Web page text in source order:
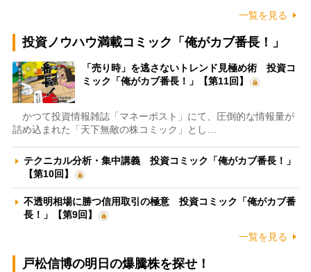
一覧を見る
投資ノウハウ満載コミック「俺がカブ番長！」
「売り時」を逃さないトレンド見極め術 投資コ
ミック「俺がカブ番長！」【第11回】
かつて投資情報雑誌「マネーポスト」にて、圧倒的な情報量が
詰め込まれた「天下無敵の株コミック」とし…
テクニカル分析・集中講義 投資コミック「俺がカブ番長！」
【第10回】
不透明相場に勝つ信用取引の極意 投資コミック「俺がカブ番
長！」【第9回】
一覧を見る
戸松信博の明日の爆騰株を探せ！